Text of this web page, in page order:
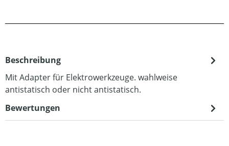
Beschreibung
Mit Adapter für Elektrowerkzeuge. wahlweise
antistatisch oder nicht antistatisch.
Bewertungen